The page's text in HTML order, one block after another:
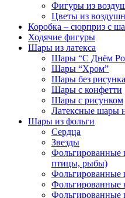
Фигуры из
Цветы из
Коробка – сюрприз с
Ходячие фигуры
Шары из латекса
Шары “С Днём
Шары “Хром”
Шары без рисунка
Шары с конфетти
Шары с рисунком
Латексные шары
Шары из фольги
Сердца
Звезды
Фольгированные
птицы, рыбы)
Фольгированные
Фольгированные
Фольгированные